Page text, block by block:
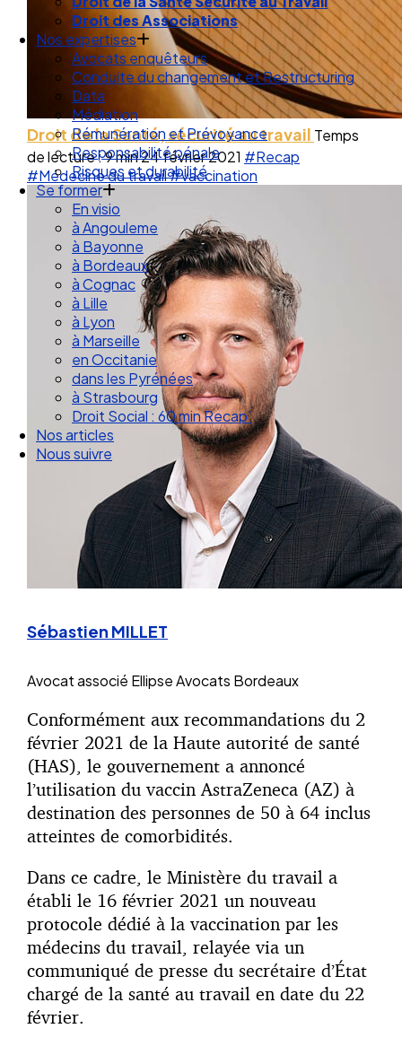
Droit des Associations
Nos expertises
Avocats enquêteurs
Conduite du changement et Restructuring
Data
Médiation
Rémunération et Prévoyance
Responsabilité pénale
Risques et durabilité
Se former
En visio
à Angouleme
à Bayonne
à Bordeaux
à Cognac
à Lille
à Lyon
à Marseille
en Occitanie
dans les Pyrénées
à Strasbourg
Droit Social : 60 min Recap’
Nos articles
Nous suivre
Droit de la Santé, sécurité au travail Temps
de lecture : 9 min24 février 2021 #Recap
#Médecine du travail#vaccination
Sébastien MILLET
Avocat associé Ellipse Avocats Bordeaux
Conformément aux recommandations du 2
février 2021 de la Haute autorité de santé
(HAS), le gouvernement a annoncé
l’utilisation du vaccin AstraZeneca (AZ) à
destination des personnes de 50 à 64 inclus
atteintes de comorbidités.
Dans ce cadre, le Ministère du travail a
établi le 16 février 2021 un nouveau
protocole dédié à la vaccination par les
médecins du travail, relayée via un
communiqué de presse du secrétaire d’État
chargé de la santé au travail en date du 22
février.